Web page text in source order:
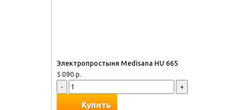
Электропростыня Medisana HU 665
5 090 р.
-
+
Купить